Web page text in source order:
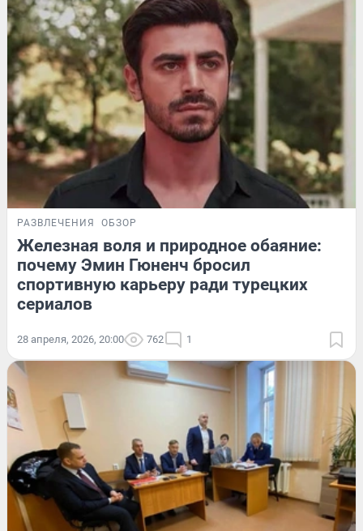
РАЗВЛЕЧЕНИЯ ОБЗОР
Железная воля и природное обаяние:
почему Эмин Гюненч бросил
спортивную карьеру ради турецких
сериалов
28 апреля, 2026, 20:00 762 1